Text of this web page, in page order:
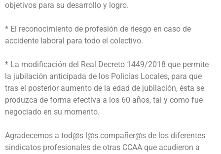
objetivos para su desarrollo y logro.
* El reconocimiento de profesión de riesgo en caso de
accidente laboral para todo el colectivo.
* La modificación del Real Decreto 1449/2018 que permite
la jubilación anticipada de los Policías Locales, para que
tras el posterior aumento de la edad de jubilación, ésta se
produzca de forma efectiva a los 60 años, tal y como fue
negociado en su momento.
Agradecemos a tod@s l@s compañer@s de los diferentes
sindicatos profesionales de otras CCAA que acudieron a